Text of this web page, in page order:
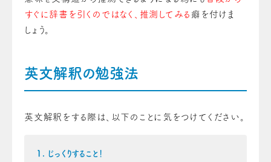
すぐに辞書を引くのではなく、推測してみる 癖を付けま
しょう。
英文解釈の勉強法
英文解釈をする際は、以下のことに気をつけてください。
じっくりすること！